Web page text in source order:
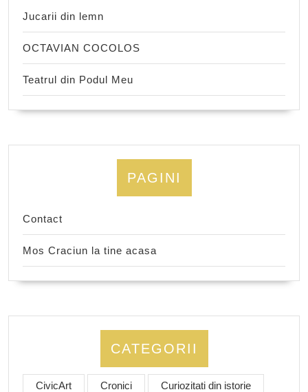
Jucarii din lemn
OCTAVIAN COCOLOS
Teatrul din Podul Meu
PAGINI
Contact
Mos Craciun la tine acasa
CATEGORII
CivicArt Cronici Curiozitati din istorie